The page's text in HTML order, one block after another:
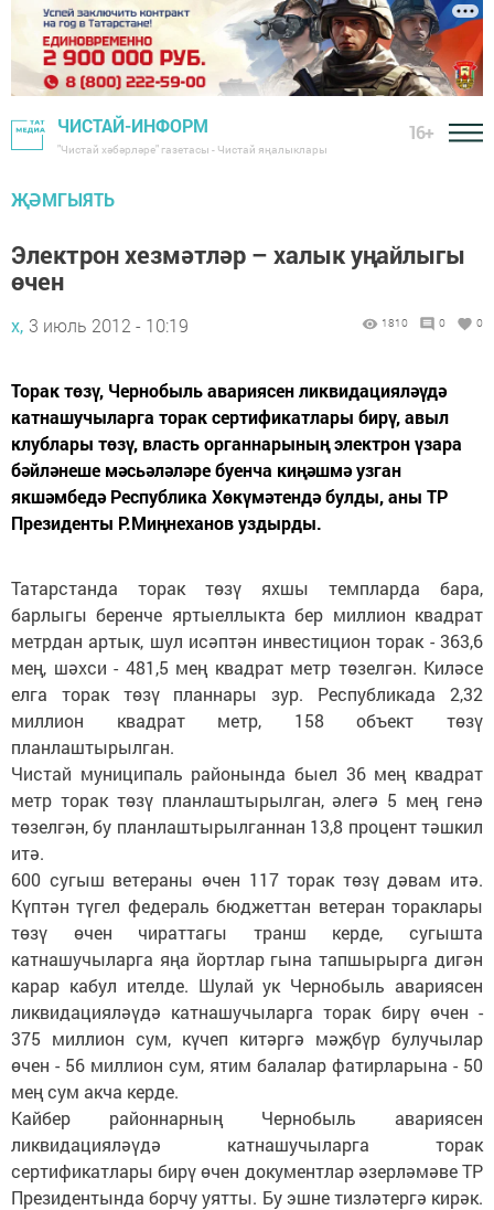
ЧИСТАЙ-ИНФОРМ
"Чистай хәбәрләре" газетасы - Чистай яңалыклары
16+
ҖӘМГЫЯТЬ
Электрон хезмәтләр – халык уңайлыгы
өчен
х, 3 июль 2012 - 10:19 1810 0 0
Торак төзү, Чернобыль авариясен ликвидацияләүдә
катнашучыларга торак сертификатлары бирү, авыл
клублары төзү, власть органнарының электрон үзара
бәйләнеше мәсьәләләре буенча киңәшмә узган
якшәмбедә Республика Хөкүмәтендә булды, аны ТР
Президенты Р.Миңнеханов уздырды.
Татарстанда торак төзү яхшы темпларда бара,
барлыгы беренче яртыеллыкта бер миллион квадрат
метрдан артык, шул исәптән инвестицион торак - 363,6
мең, шәхси - 481,5 мең квадрат метр төзелгән. Киләсе
елга торак төзү планнары зур. Республикада 2,32
миллион квадрат метр, 158 объект төзү
планлаштырылган.
Чистай муниципаль районында быел 36 мең квадрат
метр торак төзү планлаштырылган, әлегә 5 мең генә
төзелгән, бу планлаштырылганнан 13,8 процент тәшкил
итә.
600 сугыш ветераны өчен 117 торак төзү дәвам итә.
Күптән түгел федераль бюджеттан ветеран тораклары
төзү өчен чираттагы транш керде, сугышта
катнашучыларга яңа йортлар гына тапшырырга дигән
карар кабул ителде. Шулай ук Чернобыль авариясен
ликвидацияләүдә катнашучыларга торак бирү өчен -
375 миллион сум, күчеп китәргә мәҗбүр булучылар
өчен - 56 миллион сум, ятим балалар фатирларына - 50
мең сум акча керде.
Кайбер районнарның Чернобыль авариясен
ликвидацияләүдә катнашучыларга торак
сертификатлары бирү өчен документлар әзерләмәве ТР
Президентында борчу уятты. Бу эшне тизләтергә кирәк.